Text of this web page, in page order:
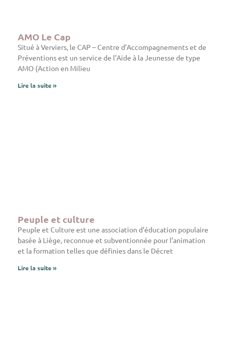
AMO Le Cap
Situé à Verviers, le CAP – Centre d’Accompagnements et de
Préventions est un service de l’Aide à la Jeunesse de type
AMO (Action en Milieu
Lire la suite »
Peuple et culture
Peuple et Culture est une association d’éducation populaire
basée à Liège, reconnue et subventionnée pour l’animation
et la formation telles que définies dans le Décret
Lire la suite »